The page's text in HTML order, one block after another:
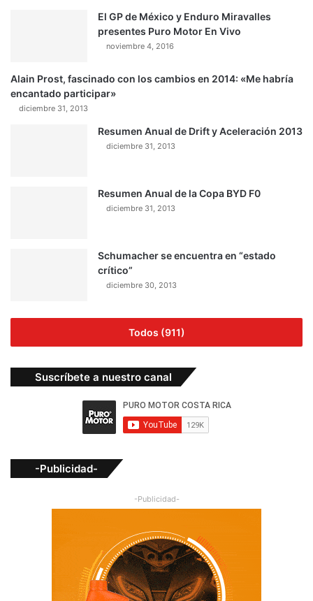
El GP de México y Enduro Miravalles
presentes Puro Motor En Vivo
noviembre 4, 2016
Alain Prost, fascinado con los cambios en 2014: «Me habría
encantado participar»
diciembre 31, 2013
Resumen Anual de Drift y Aceleración 2013
diciembre 31, 2013
Resumen Anual de la Copa BYD F0
diciembre 31, 2013
Schumacher se encuentra en “estado
crítico”
diciembre 30, 2013
Todos (911)
Suscríbete a nuestro canal
-Publicidad-
-Publicidad-